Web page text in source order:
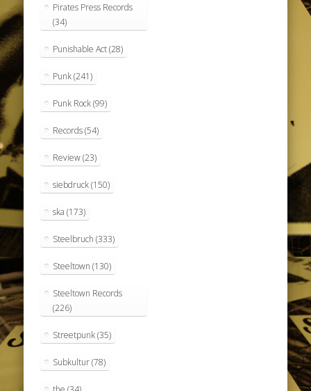
Pirates Press Records
(34)
Punishable Act(28)
Punk(241)
Punk Rock(99)
Records(54)
Review(23)
siebdruck(150)
ska (173)
Steelbruch (333)
Steeltown (130)
Steeltown Records
(226)
Streetpunk(35)
Subkultur(78)